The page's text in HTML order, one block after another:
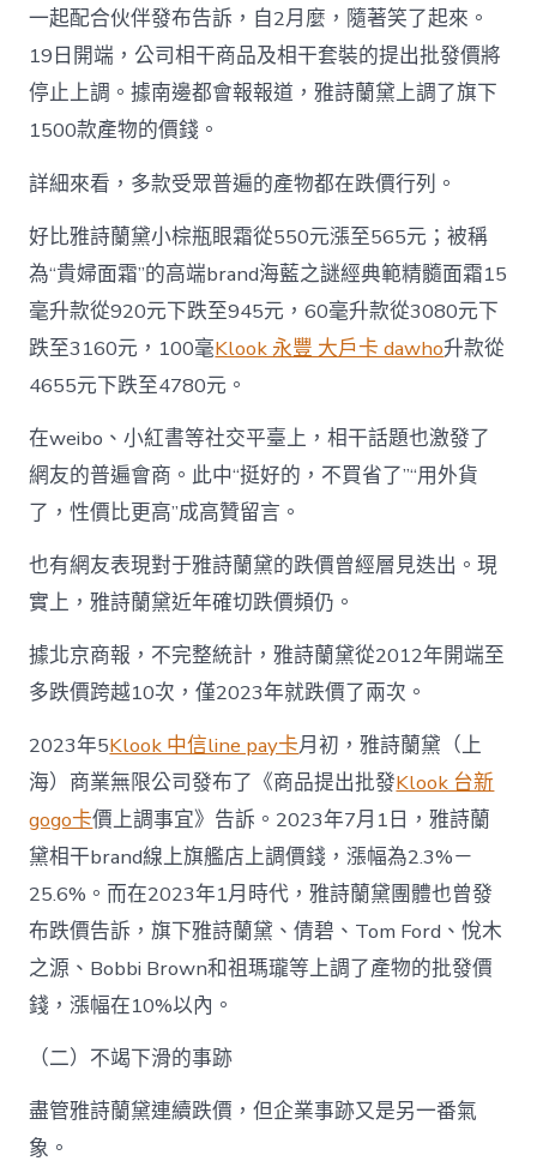
一起配合伙伴發布告訴，自2月麼，隨著笑了起來。
19日開端，公司相干商品及相干套裝的提出批發價將
停止上調。據南邊都會報報道，雅詩蘭黛上調了旗下
1500款產物的價錢。
詳細來看，多款受眾普遍的產物都在跌價行列。
好比雅詩蘭黛小棕瓶眼霜從550元漲至565元；被稱
為“貴婦面霜”的高端brand海藍之謎經典範精髓面霜15
毫升款從920元下跌至945元，60毫升款從3080元下
跌至3160元，100毫Klook 永豐 大戶卡 dawho升款從
4655元下跌至4780元。
在weibo、小紅書等社交平臺上，相干話題也激發了
網友的普遍會商。此中“挺好的，不買省了”“用外貨
了，性價比更高”成高贊留言。
也有網友表現對于雅詩蘭黛的跌價曾經層見迭出。現
實上，雅詩蘭黛近年確切跌價頻仍。
據北京商報，不完整統計，雅詩蘭黛從2012年開端至
多跌價跨越10次，僅2023年就跌價了兩次。
2023年5Klook 中信line pay卡月初，雅詩蘭黛（上
海）商業無限公司發布了《商品提出批發Klook 台新
gogo卡價上調事宜》告訴。2023年7月1日，雅詩蘭
黛相干brand線上旗艦店上調價錢，漲幅為2.3%－
25.6%。而在2023年1月時代，雅詩蘭黛團體也曾發
布跌價告訴，旗下雅詩蘭黛、倩碧、Tom Ford、悅木
之源、Bobbi Brown和祖瑪瓏等上調了產物的批發價
錢，漲幅在10%以內。
（二）不竭下滑的事跡
盡管雅詩蘭黛連續跌價，但企業事跡又是另一番氣
象。